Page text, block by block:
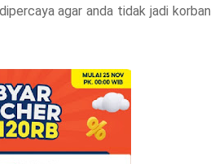
agar anda tidak jadi korban